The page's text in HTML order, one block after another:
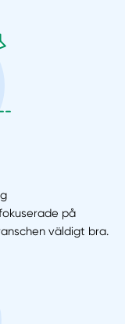
på
väldigt bra.